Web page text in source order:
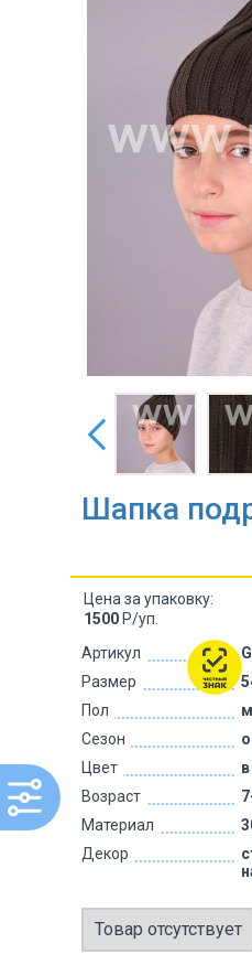
Шапка
Артикул
Размер
Пол
Сезон
Цвет
Возраст
Материал
Декор
Цена за упаковку:
1500 Р/уп.
Товар отсутствует